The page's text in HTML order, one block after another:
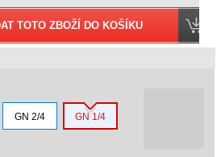
GN 2/4 GN 1/4